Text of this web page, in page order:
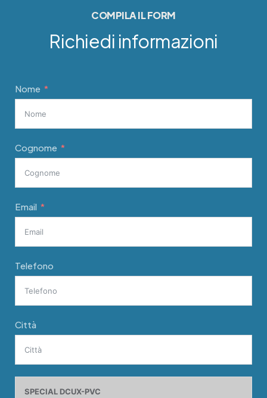
Richiedi informazioni
COMPILA IL FORM
Nome
Cognome
Email
Telefono
Città